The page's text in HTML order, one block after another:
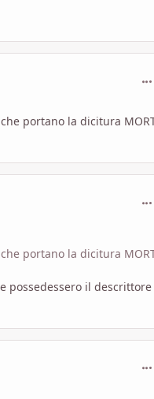
portano la dicitura
portano la dicitura
possedessero il descrittore